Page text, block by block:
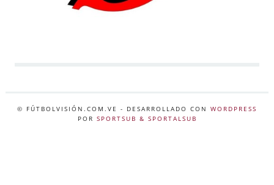
© FÚTBOLVISIÓN.COM.VE - DESARROLLADO CON WORDPRESS
POR SPORTSUB & SPORTALSUB